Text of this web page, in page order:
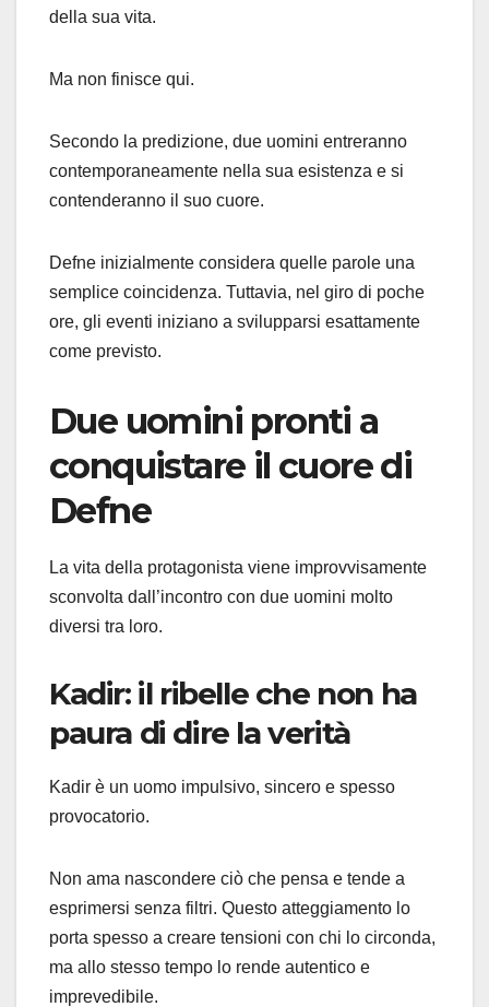
della sua vita.
Ma non finisce qui.
Secondo la predizione, due uomini entreranno
contemporaneamente nella sua esistenza e si
contenderanno il suo cuore.
Defne inizialmente considera quelle parole una
semplice coincidenza. Tuttavia, nel giro di poche
ore, gli eventi iniziano a svilupparsi esattamente
come previsto.
Due uomini pronti a
conquistare il cuore di
Defne
La vita della protagonista viene improvvisamente
sconvolta dall’incontro con due uomini molto
diversi tra loro.
Kadir: il ribelle che non ha
paura di dire la verità
Kadir è un uomo impulsivo, sincero e spesso
provocatorio.
Non ama nascondere ciò che pensa e tende a
esprimersi senza filtri. Questo atteggiamento lo
porta spesso a creare tensioni con chi lo circonda,
ma allo stesso tempo lo rende autentico e
imprevedibile.